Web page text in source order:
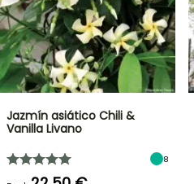
Jazmín asiático Chili &
Vanilla Livano
8